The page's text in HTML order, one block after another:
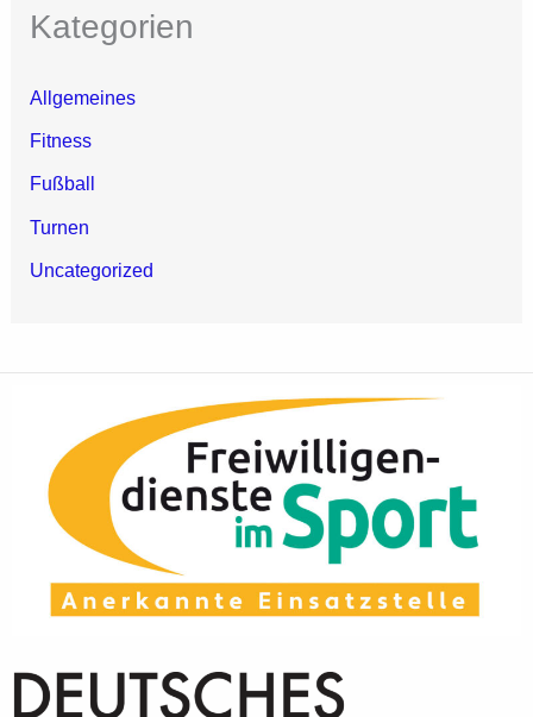
Kategorien
Allgemeines
Fitness
Fußball
Turnen
Uncategorized